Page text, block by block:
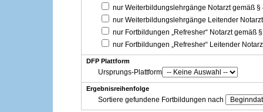
nur Weiterbildungslehrgänge Notarzt gemäß §
nur Weiterbildungslehrgänge Leitender
nur Fortbildungen „Refresher“ Notarzt gemäß
nur Fortbildungen „Refresher“ Leitender
DFP Plattform
Ursprungs-Plattform
Ergebnisreihenfolge
Sortiere gefundene Fortbildungen nach